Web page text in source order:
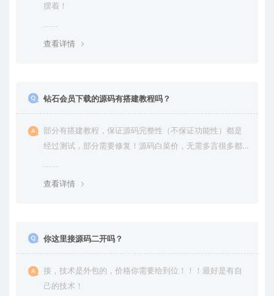
摆着！
查看详情
钻石会员下载的源码有搭建教程吗？
部分有搭建教程，保证源码完整性（不保证功能性）都是
经过测试，部分需要修复！源码白菜价，无需多言很多都
查看详情
你这里接源码二开吗？
接，技术是外包的，价格你需要给到位！！！最好是有自
己的技术！